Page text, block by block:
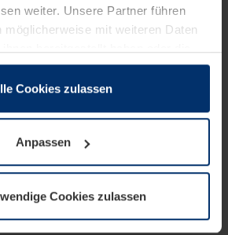
weiter. Unsere Partner führen
möglicherweise mit weiteren Daten
Nutzung der Dienste gesammelt
dieser Seite unbedingt
alle anderen Cookie-Typen benötigen
Einwilligung können Sie jederzeit
unserer Website ändern oder
Cookies zulassen
Anpassen
Cookies zulassen